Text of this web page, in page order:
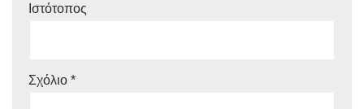
Ιστότοπος
Σχόλιο *